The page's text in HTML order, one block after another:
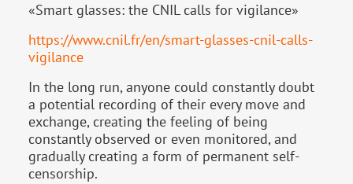
«Smart glasses: the CNIL calls for vigilance»
https://www.cnil.fr/en/smart-glasses-cnil-calls-
vigilance
In the long run, anyone could constantly doubt
a potential recording of their every move and
exchange, creating the feeling of being
constantly observed or even monitored, and
gradually creating a form of permanent self-
censorship.